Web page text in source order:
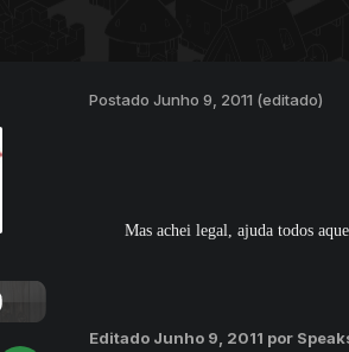
Postado Junho 9, 2011 (editado)
Mas achei legal, ajuda todos
Editado Junho 9, 2011 por